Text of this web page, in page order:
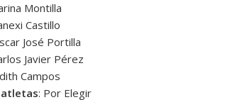
Montilla
Castillo
José Portilla
Javier Pérez
Campos
atletas: Por Elegir